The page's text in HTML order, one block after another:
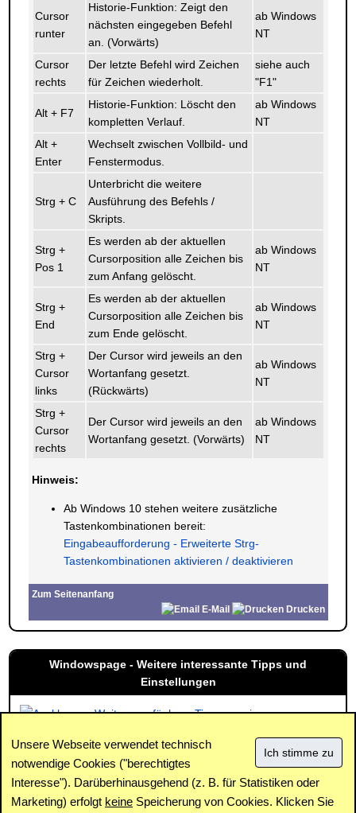
Cursor
runter
Historie-Funktion: Zeigt den
nächsten eingegeben Befehl
an. (Vorwärts)
ab Windows
NT
Cursor
rechts
Der letzte Befehl wird Zeichen
für Zeichen wiederholt.
siehe auch
"F1"
Alt + F7
Historie-Funktion: Löscht den
kompletten Verlauf.
ab Windows
NT
Alt +
Enter
Wechselt zwischen Vollbild- und
Fenstermodus.
Strg + C
Unterbricht die weitere
Ausführung des Befehls /
Skripts.
Strg +
Pos 1
Es werden ab der aktuellen
Cursorposition alle Zeichen bis
zum Anfang gelöscht.
ab Windows
NT
Strg +
End
Es werden ab der aktuellen
Cursorposition alle Zeichen bis
zum Ende gelöscht.
ab Windows
NT
Strg +
Cursor
links
Der Cursor wird jeweils an den
Wortanfang gesetzt.
(Rückwärts)
ab Windows
NT
Strg +
Cursor
rechts
Der Cursor wird jeweils an den
Wortanfang gesetzt. (Vorwärts)
ab Windows
NT
Hinweis:
Ab Windows 10 stehen weitere zusätzliche
Tastenkombinationen bereit:
Eingabeaufforderung - Erweiterte Strg-
Tastenkombinationen aktivieren / deaktivieren
Zum Seitenanfang
E-Mail
Drucken
Windowspage - Weitere interessante Tipps und
Einstellungen
Weitere verfügbare Tipps anzeigen
Unsere Webseite verwendet technisch
notwendige Cookies ("berechtigtes
Interesse"). Darüberhinausgehend (z. B. für Statistiken oder
Marketing) erfolgt keine Speicherung von Cookies. Klicken Sie
Impressum | Kontakt | Datenschutz / Cookies |
SPAM /
Abuse
| Newsletter | Forum